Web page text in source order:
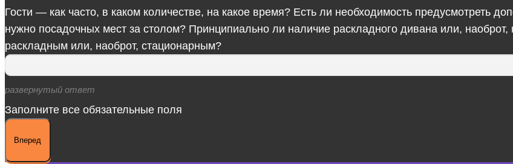
Гости — как часто, в каком количестве, на какое время? Есть ли необходимость предусмотреть
нужно посадочных мест за столом? Принципиально ли наличие раскладного дивана или,
раскладным или, наоброт, стационарным?
развернутый ответ
Заполните все обязательные поля
Вперед